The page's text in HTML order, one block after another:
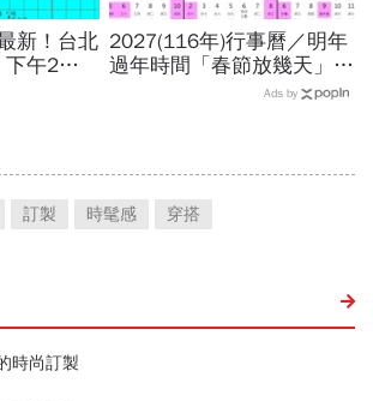
新！台北
午2點
2027(116年)行事曆／明年
過年時間「春節放幾天」、
寒假時間暑假日期？連假3
Ads by
訂製 時髦感 穿搭
時尚訂製